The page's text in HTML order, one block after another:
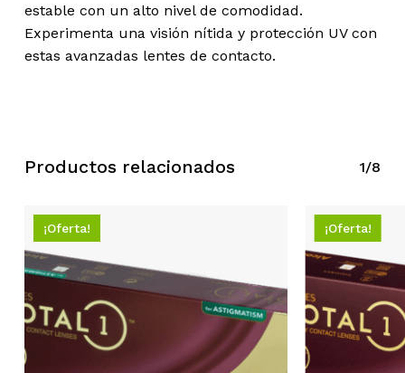
estable con un alto nivel de comodidad.
Experimenta una visión nítida y protección UV con
estas avanzadas lentes de contacto.
Productos relacionados 1/8
¡Oferta! ¡Oferta!